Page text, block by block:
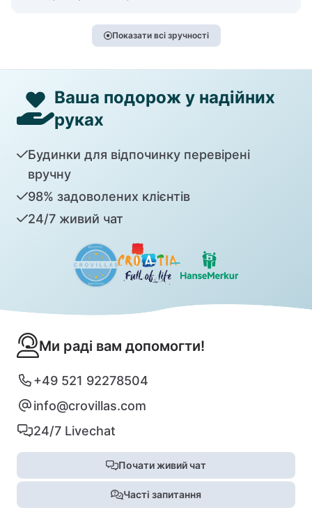
Показати всі зручності
Ваша подорож у надійних
руках
Будинки для відпочинку перевірені
вручну
98% задоволених клієнтів
24/7 живий чат
Ми раді вам допомогти!
+49 521 92278504
info@crovillas.com
24/7 Livechat
Почати живий чат
Часті запитання